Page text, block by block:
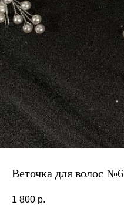
Веточка для волос №6
1 800 р.